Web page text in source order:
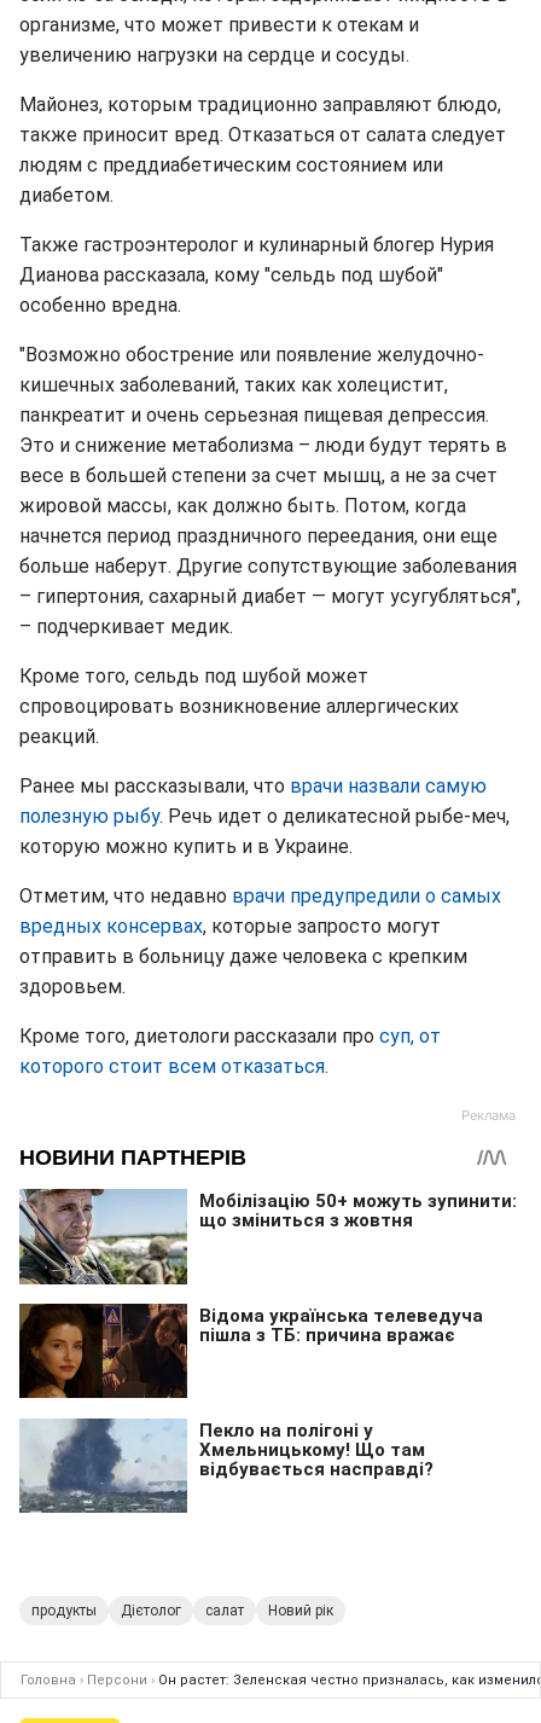
организме, что может привести к отекам и
увеличению нагрузки на сердце и сосуды.
Майонез, которым традиционно заправляют блюдо,
также приносит вред. Отказаться от салата следует
людям с преддиабетическим состоянием или
диабетом.
Также гастроэнтеролог и кулинарный блогер Нурия
Дианова рассказала, кому "сельдь под шубой"
особенно вредна.
"Возможно обострение или появление желудочно-
кишечных заболеваний, таких как холецистит,
панкреатит и очень серьезная пищевая депрессия.
Это и снижение метаболизма – люди будут терять в
весе в большей степени за счет мышц, а не за счет
жировой массы, как должно быть. Потом, когда
начнется период праздничного переедания, они еще
больше наберут. Другие сопутствующие заболевания
– гипертония, сахарный диабет — могут усугубляться",
– подчеркивает медик.
Кроме того, сельдь под шубой может
спровоцировать возникновение аллергических
реакций.
Ранее мы рассказывали, что врачи назвали самую
полезную рыбу. Речь идет о деликатесной рыбе-меч,
которую можно купить и в Украине.
Отметим, что недавно врачи предупредили о самых
вредных консервах, которые запросто могут
отправить в больницу даже человека с крепким
здоровьем.
Кроме того, диетологи рассказали про суп, от
которого стоит всем отказаться.
продукты Дієтолог салат Новий рік
Головна › Персони › Он растет: Зеленская честно призналась, как